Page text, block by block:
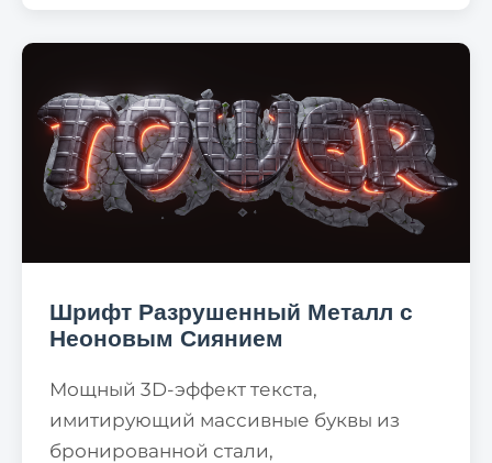
Шрифт Разрушенный Металл с
Неоновым Сиянием
Мощный 3D-эффект текста,
имитирующий массивные буквы из
бронированной стали,